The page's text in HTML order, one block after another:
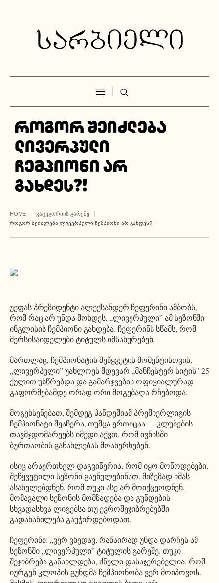
როგორ შეიძლება
ლივერპული
ჩემპიონი არ
გახდეს?!
HOME
ᲙᲐᲢᲔᲒᲝᲠᲘᲘᲡ ᲒᲐᲠᲔᲨᲔ
ᲠᲝᲒᲝᲠ ᲨᲔᲘᲫᲚᲔᲑᲐ ᲚᲘᲕᲔᲠᲞᲣᲚᲘ ᲩᲔᲛᲞᲘᲝᲜᲘ ᲐᲠ ᲒᲐᲮᲓᲔᲡ?!
უეფას პრეზიდენტი ალექსანდერ ჩეფერინი ამბობს,
რომ რაც არ უნდა მოხდეს, „ლივერპული” ამ სეზონში
ინგლისის ჩემპიონი გახდება. ჩეფერინს სწამს, რომ
მერსისაიდელები ტიტულს იმსახურებენ.
მართლაც, ჩემპიონატის შეწყვეტის მომენტისთვის,
„ლივერპული” უახლოეს მდევარ „მანჩესტერ სიტის” 25
ქულით უსწრებდა და გამარჯვების ოფიციალურად
გაფორმებამდე ორად ორი მოგებაღა რჩებოდა.
მოგეხსენებათ, შემდეგ პანდემიამ პრემიერლიგის
ჩემპიონატი შეაჩერა, თუმცა ერთიცაა — კლუბების
თავმჯდომარეებს იმედი აქვთ, რომ ივნისში
ბურთაობის განახლებას მოახერხებენ.
ისიც არაერთხელ დაგვიწერია, რომ იყო მოწოდებები,
შეწყვეტილი სეზონი გაენულებინათ. მიზეზად იმას
ასახელებდნენ, რომ თუკი ასე არ მოიქცეოდნენ,
მომავალი სეზონის მომზადება და გუნდების
სხვადასხვა ლიგებსა თუ ევროშეჯიბრებებში
გადანაწილება გაუჭირდებოდათ.
ჩეფერინი: „ვერ ვხედავ, რანაირად უნდა დარჩეს ამ
სეზონში „ლივერპული” ტიტულის გარეშე. თუკი
შეჯიბრება განახლდება, ძნელი დასაჯერებელია, რომ
იურგენ კლოპის გუნდმა ჩემპიონობა ვერ მოიპოვოს.